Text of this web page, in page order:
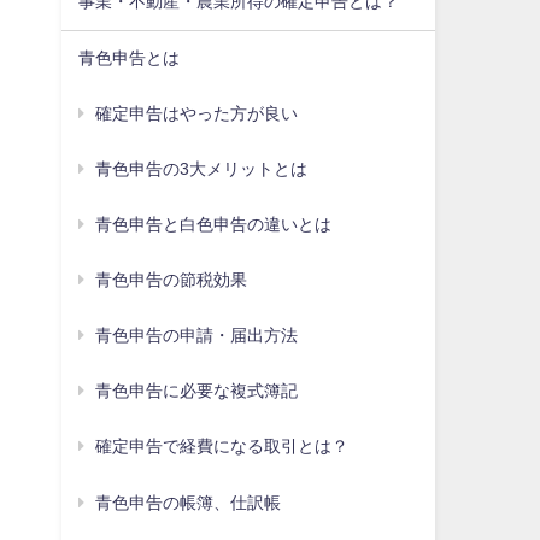
青色申告とは
確定申告はやった方が良い
青色申告の3大メリットとは
青色申告と白色申告の違いとは
青色申告の節税効果
青色申告の申請・届出方法
青色申告に必要な複式簿記
確定申告で経費になる取引とは？
青色申告の帳簿、仕訳帳